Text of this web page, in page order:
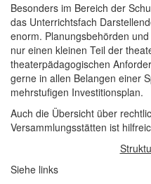
Besonders im Bereich der
das Unterrichtsfach
enorm. Planungsbehörden
nur einen kleinen Teil der
theaterpädagogischen
gerne in allen Belangen einer
mehrstufigen Investitionsplan.
Auch die Übersicht über
Versammlungsstätten ist
Siehe links